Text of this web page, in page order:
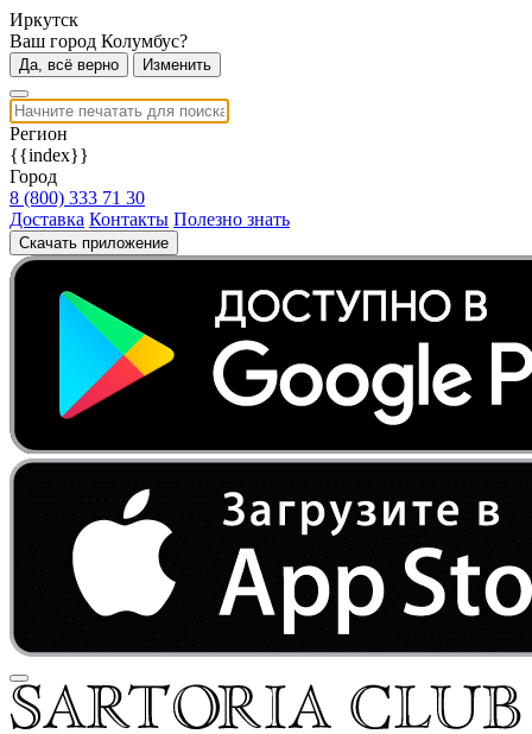
Иркутск
Ваш город Колумбус?
Да, всё верно Изменить
Регион
{{index}}
Город
8 (800) 333 71 30
Доставка Контакты Полезно знать
Скачать приложение